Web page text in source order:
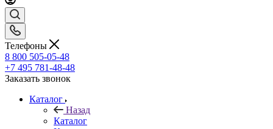
Телефоны
8 800 505-05-48
+7 495 781-48-48
Заказать звонок
Каталог
Назад
Каталог